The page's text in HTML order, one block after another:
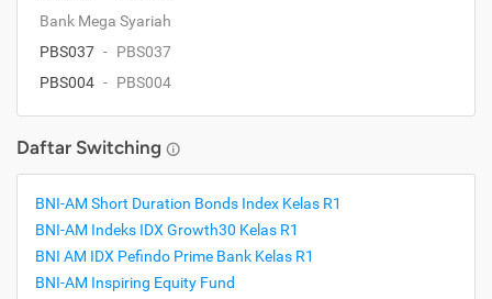
Bank Mega Syariah
PBS037 - PBS037
PBS004 - PBS004
Daftar Switching
BNI-AM Short Duration Bonds Index Kelas R1
BNI-AM Indeks IDX Growth30 Kelas R1
BNI AM IDX Pefindo Prime Bank Kelas R1
BNI-AM Inspiring Equity Fund